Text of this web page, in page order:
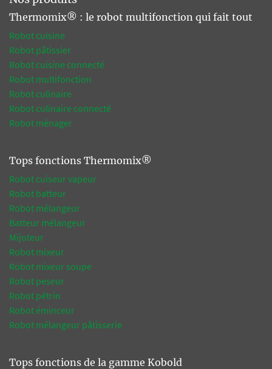
Thermomix® : le robot multifonction qui fait tout
Robot cuisine
Robot pâtissier
Robot cuisine connecté
Robot multifonction
Robot culinaire
Robot culinaire connecté
Robot ménager
Tops fonctions Thermomix®
Robot cuiseur vapeur
Robot batteur
Robot mélangeur
Batteur mélangeur
Mijoteur
Robot mixeur
Robot mixeur soupe
Robot peseur
Robot pétrin
Robot éminceur
Robot mélangeur pâtisserie
Tops fonctions de la gamme Kobold